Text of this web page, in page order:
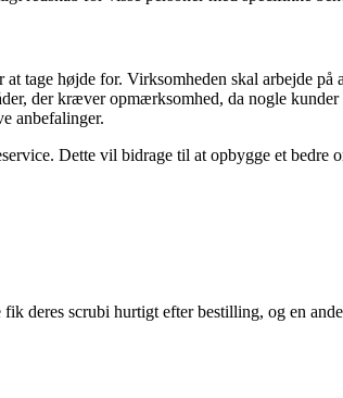
tage højde for. Virksomheden skal arbejde på
der kræver opmærksomhed, da nogle
anbefalinger.
Dette vil bidrage til at opbygge et bedre
deres scrubi hurtigt efter bestilling, og en